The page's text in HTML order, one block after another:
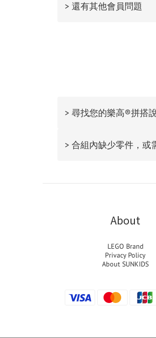
> 還有其他會員問題
> 尋找您的樂高®拼搭
> 合組內缺少零件，或
About
LEGO Brand
Privacy Policy
About SUNKIDS